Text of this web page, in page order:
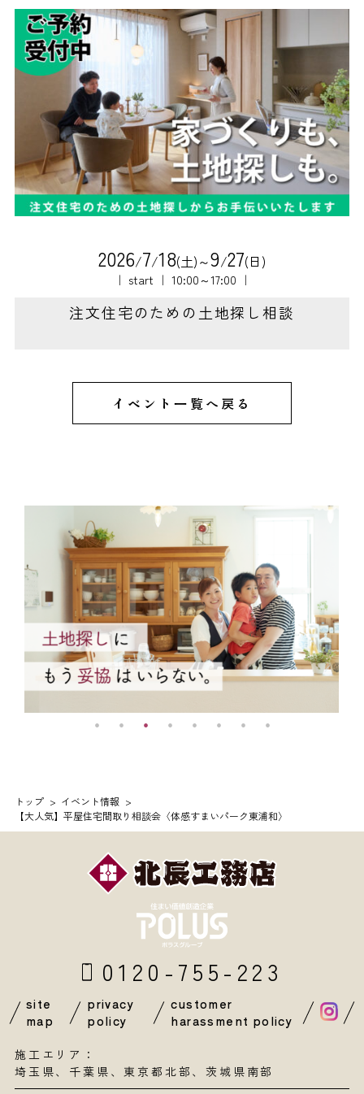
2026/7/18(土)～9/27(日)
｜ start ｜ 10:00～17:00 ｜
注文住宅のための土地探し相談
イベント一覧へ戻る
トップ
イベント情報
【大人気】平屋住宅間取り相談会〈体感すまいパーク東浦和〉
0120-755-223
site
map
privacy
policy
customer
harassment policy
施工エリア：
埼玉県、 千葉県 、東京都北部、茨城県南部